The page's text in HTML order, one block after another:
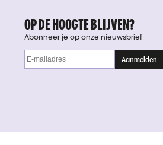
OP DE HOOGTE BLIJVEN?
Abonneer je op onze nieuwsbrief